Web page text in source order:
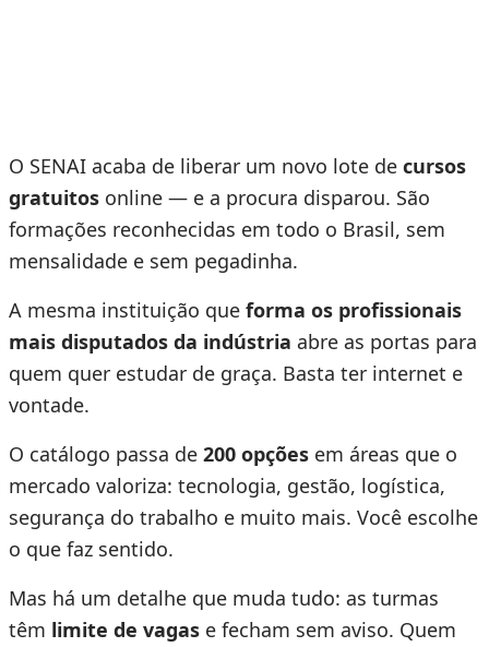
O SENAI acaba de liberar um novo lote de cursos
gratuitos online — e a procura disparou. São
formações reconhecidas em todo o Brasil, sem
mensalidade e sem pegadinha.
A mesma instituição que forma os profissionais
mais disputados da indústria abre as portas para
quem quer estudar de graça. Basta ter internet e
vontade.
O catálogo passa de 200 opções em áreas que o
mercado valoriza: tecnologia, gestão, logística,
segurança do trabalho e muito mais. Você escolhe
o que faz sentido.
Mas há um detalhe que muda tudo: as turmas
têm limite de vagas e fecham sem aviso. Quem